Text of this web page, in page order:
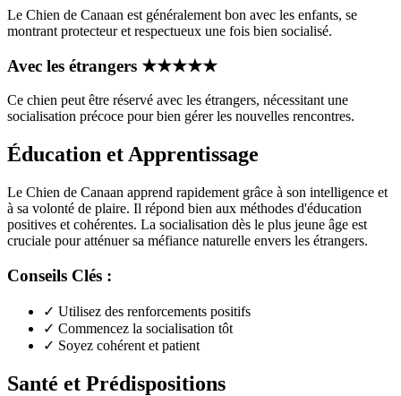
Le Chien de Canaan est généralement bon avec les enfants, se
montrant protecteur et respectueux une fois bien socialisé.
Avec les étrangers ★★★★★
Ce chien peut être réservé avec les étrangers, nécessitant une
socialisation précoce pour bien gérer les nouvelles rencontres.
Éducation et Apprentissage
Le Chien de Canaan apprend rapidement grâce à son intelligence et
à sa volonté de plaire. Il répond bien aux méthodes d'éducation
positives et cohérentes. La socialisation dès le plus jeune âge est
cruciale pour atténuer sa méfiance naturelle envers les étrangers.
Conseils Clés :
✓ Utilisez des renforcements positifs
✓ Commencez la socialisation tôt
✓ Soyez cohérent et patient
Santé et Prédispositions